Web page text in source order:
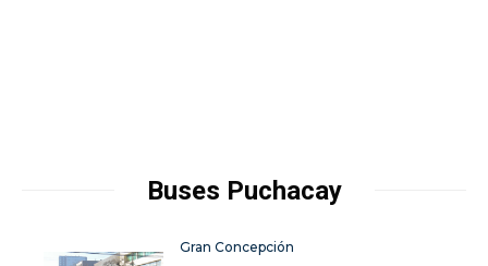
Buses Puchacay
Gran Concepción